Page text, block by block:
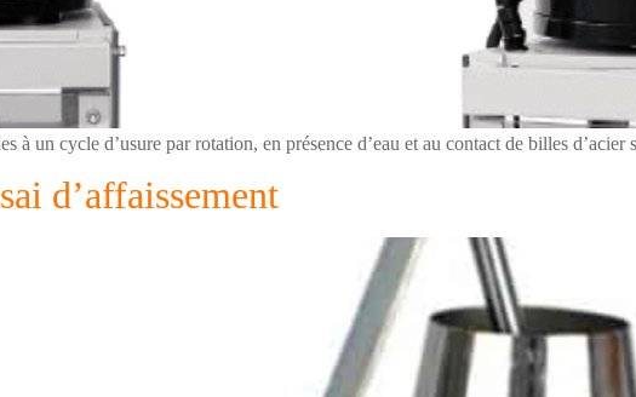
à un cycle d’usure par rotation, en présence d’eau et au contact de billes d’acier
d’affaissement